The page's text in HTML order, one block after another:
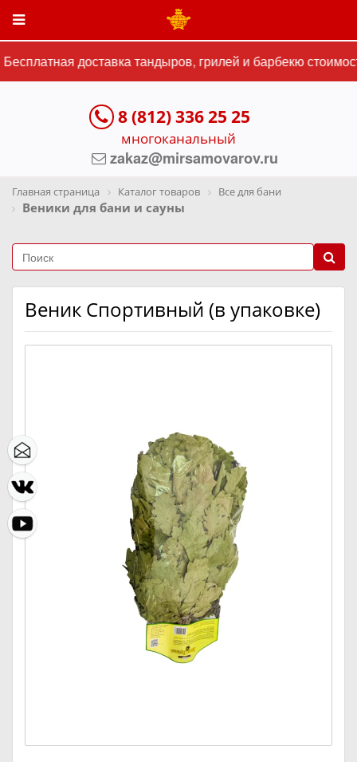
доставка тандыров, грилей и барбекю
8 (812) 336 25 25
многоканальный
zakaz@mirsamovarov.ru
Главная страница Каталог товаров Все для бани
Веники для бани и сауны
Веник Спортивный (в упаковке)